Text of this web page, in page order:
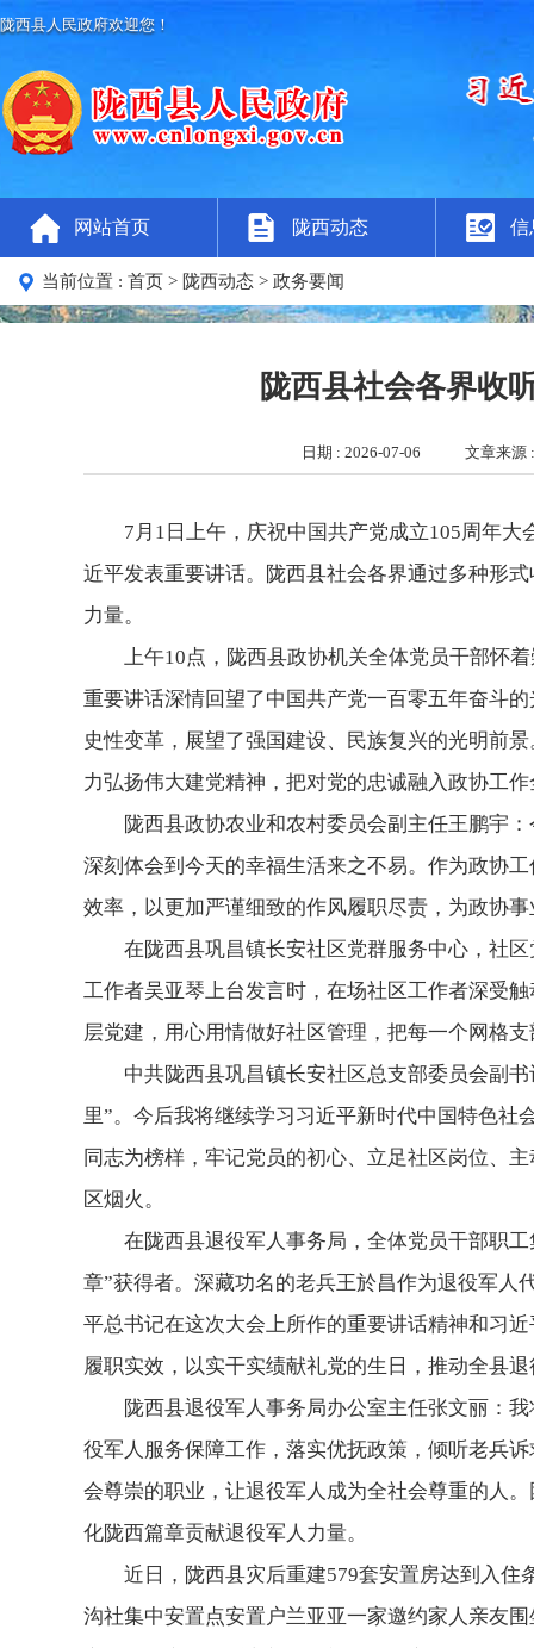
陇西县人民政府欢迎您！
网站首页 陇西动态 信
当前位置 : 首页 > 陇西动态 > 政务要闻
陇西县社会各界收
日期 : 2026-07-06 文章来源
7月1日上午，庆祝中国共产党成立105周年
近平发表重要讲话。陇西县社会各界通过多种形
力量。
上午10点，陇西县政协机关全体党员干部怀
重要讲话深情回望了中国共产党一百零五年奋斗
史性变革，展望了强国建设、民族复兴的光明前
力弘扬伟大建党精神，把对党的忠诚融入政协工
陇西县政协农业和农村委员会副主任王鹏宇
深刻体会到今天的幸福生活来之不易。作为政协
效率，以更加严谨细致的作风履职尽责，为政协
在陇西县巩昌镇长安社区党群服务中心，社
工作者吴亚琴上台发言时，在场社区工作者深受
层党建，用心用情做好社区管理，把每一个网格
中共陇西县巩昌镇长安社区总支部委员会副
里”。今后我将继续学习习近平新时代中国特色社
同志为榜样，牢记党员的初心、立足社区岗位、
区烟火。
在陇西县退役军人事务局，全体党员干部职
章”获得者。深藏功名的老兵王於昌作为退役军人
平总书记在这次大会上所作的重要讲话精神和习
履职实效，以实干实绩献礼党的生日，推动全县
陇西县退役军人事务局办公室主任张文丽：
役军人服务保障工作，落实优抚政策，倾听老兵
会尊崇的职业，让退役军人成为全社会尊重的人
化陇西篇章贡献退役军人力量。
近日，陇西县灾后重建579套安置房达到入
沟社集中安置点安置户兰亚亚一家邀约家人亲友